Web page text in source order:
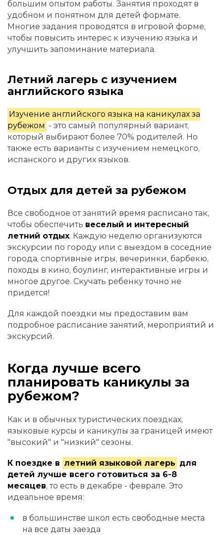
большим опытом работы. Занятия проходят в
удобном и понятном для детей формате.
Многие задания проводятся в игровой форме,
чтобы повысить интерес к изучению языка и
улучшить запоминание материала.
Летний лагерь с изучением
английского языка
Изучение английского языка на каникулах за
рубежом - это самый популярный вариант,
который выбирают более 70% родителей. Но
также есть варианты с изучением немецкого,
испанского и других языков.
Отдых для детей за рубежом
Все свободное от занятий время расписано так,
чтобы обеспечить веселый и интересный
летний отдых. Каждую неделю организуются
экскурсии по городу или с выездом в соседние
города, спортивные игры, вечеринки, барбекю,
походы в кино, боулинг, интерактивные игры и
многое другое. Скучать ребенку точно не
придется!
Для каждой поездки мы предоставим вам
подробное расписание занятий, мероприятий и
экскурсий.
Когда лучше всего
планировать каникулы за
рубежом?
Как и в обычных туристических поездках,
языковые курсы и каникулы за границей имеют
"высокий" и "низкий" сезоны.
К поездке в летний языковой лагерь для
детей лучше всего готовиться за 6-8
месяцев, то есть в декабре - феврале. Это
идеальное время:
в большинстве школ есть свободные места
на все даты заезда